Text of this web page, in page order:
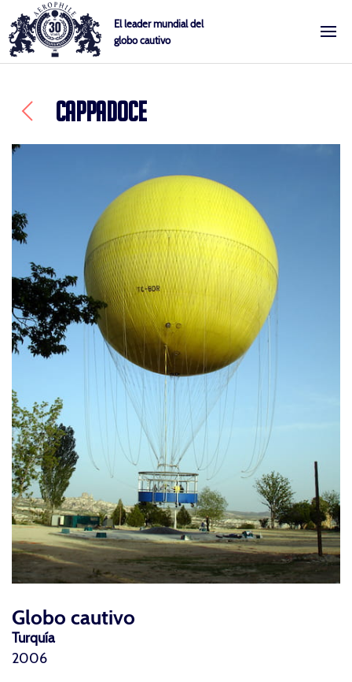
to
content
Aerophile
El leader mundial del
globo cautivo
CAPPADOCE
Globo cautivo
Turquía
2006
Cookies management panel